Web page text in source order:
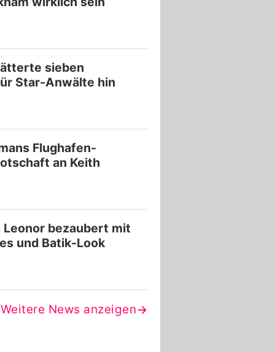
sieben
Star-Anwälte hin
Flughafen-
an Keith
Leonor bezaubert mit
und Batik-Look
Weitere News anzeigen